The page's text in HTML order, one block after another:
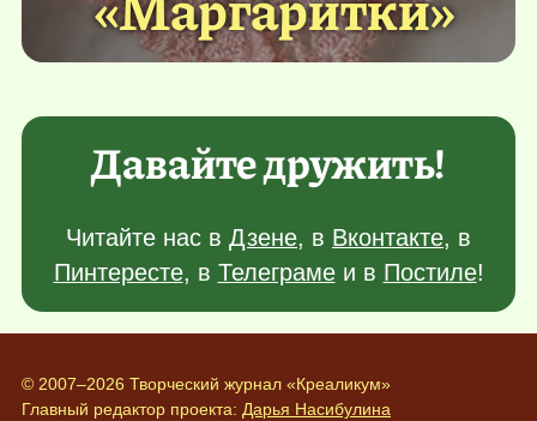
Давайте дружить!
Читайте нас в Дзене, в Вконтакте, в
Пинтересте, в Телеграмеи в Постиле!
© 2007–2026 Творческий журнал «Креаликум»
Главный редактор проекта: Дарья Насибулина